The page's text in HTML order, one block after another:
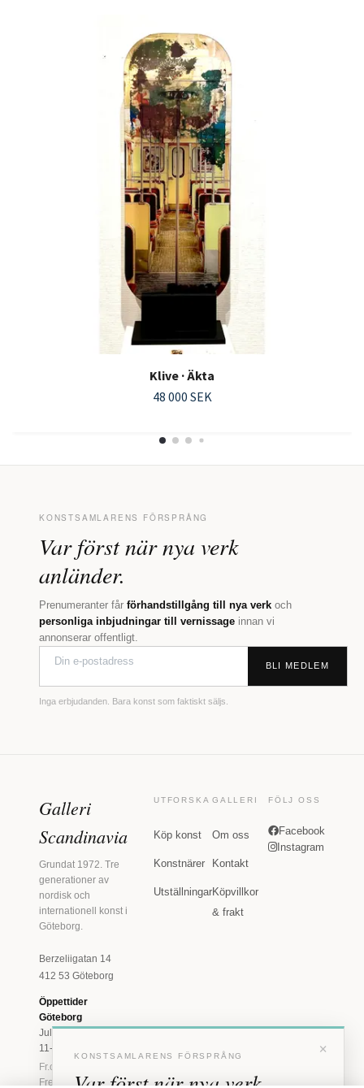
Klive · Äkta
48 000 SEK
KONSTSAMLARENS FÖRSPRÅNG
Var först när nya verk
anländer.
Prenumeranter får förhandstillgång till nya verk och
personliga inbjudningar till vernissage innan vi
annonserar offentligt.
BLI MEDLEM
Inga erbjudanden. Bara konst som faktiskt säljs.
Galleri
Scandinavia
Grundat 1972. Tre
generationer av
nordisk och
internationell konst i
Göteborg.
Berzeliigatan 14
412 53 Göteborg
Öppettider
Göteborg
Juli: Tis 11-18 · Lör
11-16
Fr.o.m. augusti: Tis-
Fre 11-18 · Lör 11-
UTFORSKA
Köp konst
Konstnärer
Utställningar
GALLERI
Om oss
Kontakt
Köpvillkor
& frakt
FÖLJ OSS
Facebook
Instagram
×
KONSTSAMLARENS FÖRSPRÅNG
Var först när nya verk